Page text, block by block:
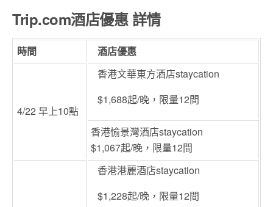
Trip.com酒店優惠 詳情
時間 酒店優惠
4/22 早上10點
香港文華東方酒店staycation
$1,688起/晚，限量12間
香港愉景灣酒店staycation
$1,067起/晚，限量12間
香港港麗酒店staycation
$1,228起/晚，限量12間